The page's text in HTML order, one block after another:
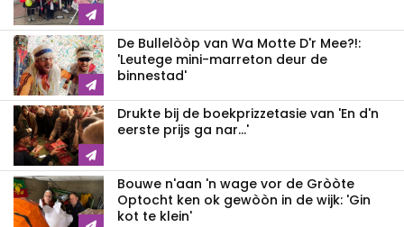
De Bullelòòp van Wa Motte D'r Mee?!:
'Leutege mini-marreton deur de
binnestad'
Drukte bij de boekprizzetasie van 'En d'n
eerste prijs ga nar...'
Bouwe n'aan 'n wage vor de Gròòte
Optocht ken ok gewòòn in de wijk: 'Gin
kot te klein'